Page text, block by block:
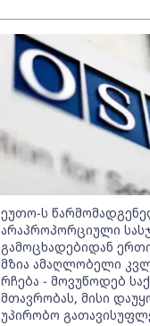
ეუთო-ს
არაპროპორციული
გამოცხადებიდან
მზია ამაღლობელი
რჩება - მოვუწოდებ
მთავრობას, მისი
უპირობო